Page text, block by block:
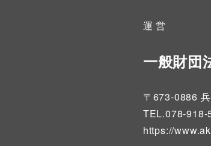
運 営
一般財団
〒673-0886
TEL.078-
https://